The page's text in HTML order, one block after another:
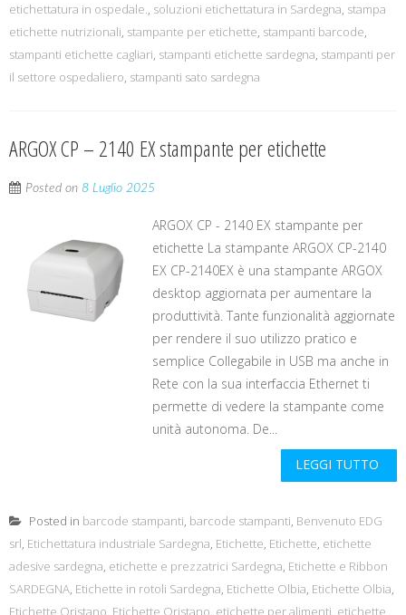
etichettatura in ospedale., soluzioni etichettatura in Sardegna, stampa
etichette nutrizionali, stampante per etichette, stampanti barcode,
stampanti etichette cagliari, stampanti etichette sardegna, stampanti per
il settore ospedaliero, stampanti sato sardegna
ARGOX CP – 2140 EX stampante per etichette
Posted on 8 Luglio 2025
ARGOX CP - 2140 EX stampante per
etichette La stampante ARGOX CP-2140
EX CP-2140EX è una stampante ARGOX
desktop aggiornata per aumentare la
produttività. Tante funzionalità aggiornate
per rendere il suo utilizzo pratico e
semplice Collegabile in USB ma anche in
Rete con la sua interfaccia Ethernet ti
permette di vedere la stampante come
unità autonoma. De...
LEGGI TUTTO
Posted in barcode stampanti, barcode stampanti, Benvenuto EDG
srl, Etichettatura industriale Sardegna, Etichette, Etichette, etichette
adesive sardegna, etichette e prezzatrici Sardegna, Etichette e Ribbon
SARDEGNA, Etichette in rotoli Sardegna, Etichette Olbia, Etichette Olbia,
Etichette Oristano, Etichette Oristano, etichette per alimenti, etichette